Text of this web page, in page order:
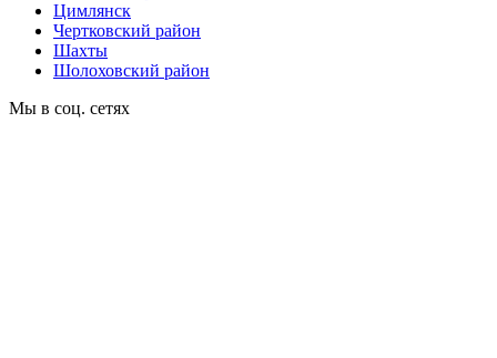
Цимлянск
Чертковский район
Шахты
Шолоховский район
Мы в соц. сетях